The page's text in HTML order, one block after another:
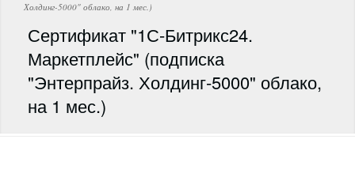
Холдинг-5000" облако, на 1 мес.)
Сертификат "1С-Битрикс24.
Маркетплейс" (подписка
"Энтерпрайз. Холдинг-5000" облако,
на 1 мес.)